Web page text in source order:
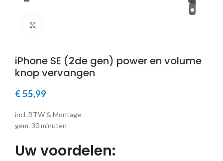
iPhone SE (2de gen) power en volume
knop vervangen
€55,99
incl. BTW & Montage
gem. 30 minuten
Uw voordelen: